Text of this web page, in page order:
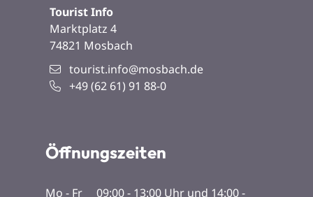
Tourist Info
Marktplatz 4
74821 Mosbach
tourist.info@mosbach.de
+49 (62 61) 91 88-0
Öffnungszeiten
Mo - Fr 09:00 - 13:00 Uhr und 14:00 -